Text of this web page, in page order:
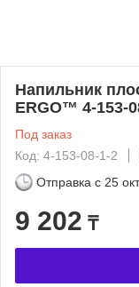
Напильник
ERGO™ 4-153-
Под заказ
Код: 4-153-08-1-2
Отправка с 25
9 202 ₸